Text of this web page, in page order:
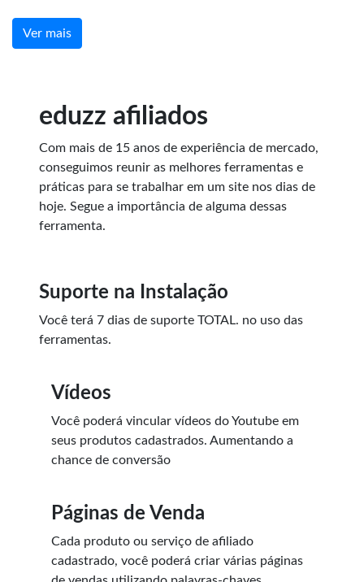
Ver mais
eduzz afiliados
Com mais de 15 anos de experiência de mercado,
conseguimos reunir as melhores ferramentas e
práticas para se trabalhar em um site nos dias de
hoje. Segue a importância de alguma dessas
ferramenta.
Suporte na Instalação
Você terá 7 dias de suporte TOTAL. no uso das
ferramentas.
Vídeos
Você poderá vincular vídeos do Youtube em
seus produtos cadastrados. Aumentando a
chance de conversão
Páginas de Venda
Cada produto ou serviço de afiliado
cadastrado, você poderá criar várias páginas